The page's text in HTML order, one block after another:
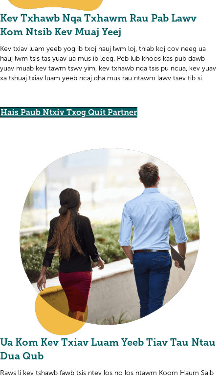
Kev Txhawb Nqa Txhawm Rau Pab Lawv
Kom Ntsib Kev Muaj Yeej
Kev txiav luam yeeb yog ib txoj hauj lwm loj, thiab koj cov neeg ua
hauj lwm tsis tas yuav ua mus ib leeg. Peb lub khoos kas pub dawb
yuav muab kev tawm tswv yim, kev txhawb nqa tsis pu ncua, kev yuav
xa tshuaj txiav luam yeeb ncaj qha mus rau ntawm lawv tsev tib si.
Hais Paub Ntxiv Txog Quit Partner
Ua Kom Kev Txiav Luam Yeeb Tiav Tau Ntau
Dua Qub
Raws li kev tshawb fawb tsis ntev los no los ntawm Koom Haum Saib